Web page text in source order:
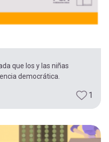
que los y las niñas
democrática.
1